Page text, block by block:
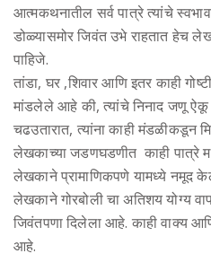
आत्मकथनातील सर्व पात्रे त्यांचे
डोळ्यासमोर जिवंत उभे राहतात हेच
पाहिजे.
तांडा, घर ,शिवार आणि इतर काही
मांडलेले आहे की, त्यांचे निनाद जणू
चढउतारात, त्यांना काही मंडळीकडून
लेखकाच्या जडणघडणीत काही पात्रे
लेखकाने प्रामाणिकपणे यामध्ये नमूद
लेखकाने गोरबोली चा अतिशय योग्य
जिवंतपणा दिलेला आहे. काही वाक्य
आहे.